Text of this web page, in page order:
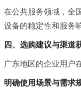
在公共服务领域，全
设备的稳定性和服务
四、选购建议与渠道
广东地区的企业用户
明确使用场景与需求